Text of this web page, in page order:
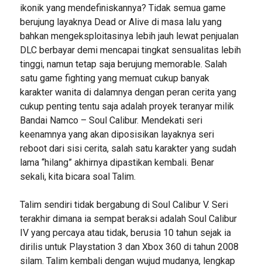
ikonik yang mendefiniskannya? Tidak semua game
berujung layaknya Dead or Alive di masa lalu yang
bahkan mengeksploitasinya lebih jauh lewat penjualan
DLC berbayar demi mencapai tingkat sensualitas lebih
tinggi, namun tetap saja berujung memorable. Salah
satu game fighting yang memuat cukup banyak
karakter wanita di dalamnya dengan peran cerita yang
cukup penting tentu saja adalah proyek teranyar milik
Bandai Namco – Soul Calibur. Mendekati seri
keenamnya yang akan diposisikan layaknya seri
reboot dari sisi cerita, salah satu karakter yang sudah
lama “hilang” akhirnya dipastikan kembali. Benar
sekali, kita bicara soal Talim.
Talim sendiri tidak bergabung di Soul Calibur V. Seri
terakhir dimana ia sempat beraksi adalah Soul Calibur
IV yang percaya atau tidak, berusia 10 tahun sejak ia
dirilis untuk Playstation 3 dan Xbox 360 di tahun 2008
silam. Talim kembali dengan wujud mudanya, lengkap